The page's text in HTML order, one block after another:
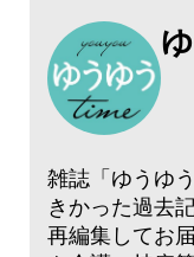
雑誌「ゆうゆ
きかった過去
再編集してお